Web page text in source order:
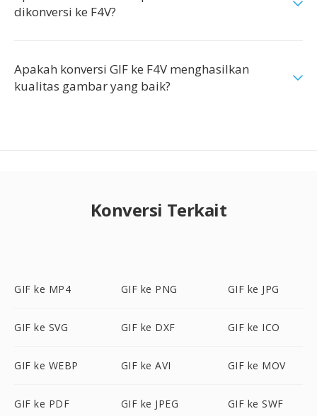
dikonversi ke F4V?
Apakah konversi GIF ke F4V menghasilkan
kualitas gambar yang baik?
Konversi Terkait
GIF ke MP4 GIF ke PNG GIF ke JPG
GIF ke SVG GIF ke DXF GIF ke ICO
GIF ke WEBP GIF ke AVI GIF ke MOV
GIF ke PDF GIF ke JPEG GIF ke SWF